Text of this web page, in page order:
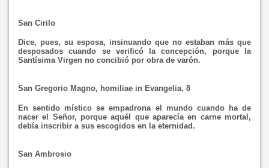
San Cirilo
Dice, pues, su esposa, insinuando que no estaban más que
desposados cuando se verificó la concepción, porque la
Santísima Virgen no concibió por obra de varón.
San Gregorio Magno, homiliae in Evangelia, 8
En sentido místico se empadrona el mundo cuando ha de
nacer el Señor, porque aquél que aparecía en carne mortal,
debía inscribir a sus escogidos en la eternidad.
San Ambrosio